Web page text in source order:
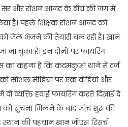
और रोशन आनंद के बीच की जंग में
है। पहले शिक्षक रोशन आनंद को
जेल भेजने की तैयारी चल रही है। खान
चुका है। इन दोनों पर फायरिंग
का कहना है कि कदमकुआं थाने में दर्ज
सोशल मीडिया पर एक वीडियो और
व्यक्ति हवाई फायरिंग करते दिखाई दे
को सूचना मिलने के बाद जांच शुरू की
की पहचान खान जीएस रिसर्च